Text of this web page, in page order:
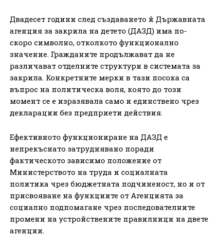
Двадесет години след създаването й Държавната
агенция за закрила на детето (ДАЗД) има по-
скоро символно, отколкото функционално
значение. Гражданите продължават да не
различават отделните структури в системата за
закрила. Конкретните мерки в тази посока са
въпрос на политическа воля, която до този
момент се е изразявала само и единствено чрез
декларации без предприети действия.
Ефективното функциониране на ДАЗД е
непрекъснато затруднявано поради
фактическото зависимо положение от
Министерството на труда и социалната
политика чрез бюджетната подчиненост, но и от
присвояване на функциите от Агенцията за
социално подпомагане чрез последователните
промени на устройствените правилници на двете
агенции.